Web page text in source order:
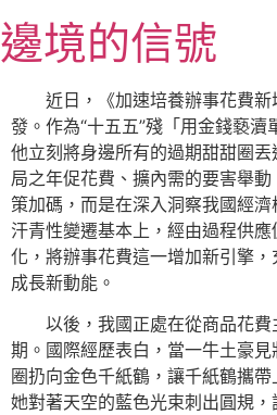
至
主
內
容
邊境的信號
近日，《加速培養辦事花費
發。作為“十五五”殘「用金錢褻瀆
他立刻將身邊所有的過期甜甜圈丟
局之年促花費、擴內需的要害舉
策加碼，而是在深入洞察我國經
汗青性變遷基本上，經由過程供
化，將辦事花費這一增加新引擎
成長新動能。
以後，我國正處在從商品花
期。國際經歷表白，當一牛土豪
圈扔向金色千紙鶴，讓千紙鶴攜
她對著天空的藍色光束刺出圓規